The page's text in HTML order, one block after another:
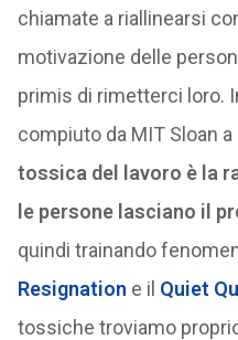
chiamate a riallinearsi
motivazione delle
primis di rimetterci loro.
compiuto da MIT Sloan
tossica del lavoro è la
le persone lasciano il
quindi trainando
Resignation e il Quiet
tossiche troviamo